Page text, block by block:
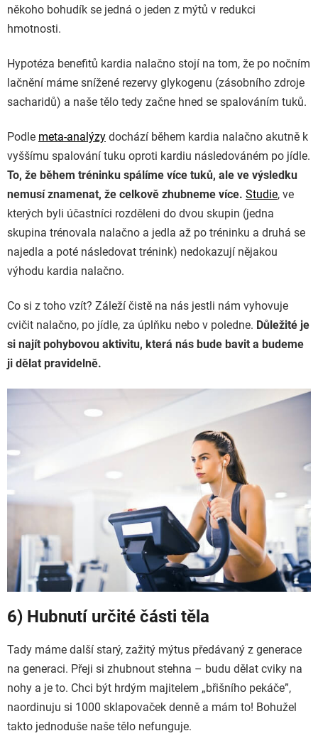
někoho bohudík se jedná o jeden z mýtů v redukci
hmotnosti.
Hypotéza benefitů kardia nalačno stojí na tom, že po nočním
lačnění máme snížené rezervy glykogenu (zásobního zdroje
sacharidů) a naše tělo tedy začne hned se spalováním tuků.
Podle meta-analýzy dochází během kardia nalačno akutně k
vyššímu spalování tuku oproti kardiu následováném po jídle.
To, že během tréninku spálíme více tuků, ale ve výsledku
nemusí znamenat, že celkově zhubneme více. Studie, ve
kterých byli účastníci rozděleni do dvou skupin (jedna
skupina trénovala nalačno a jedla až po tréninku a druhá se
najedla a poté následovat trénink) nedokazují nějakou
výhodu kardia nalačno.
Co si z toho vzít? Záleží čistě na nás jestli nám vyhovuje
cvičit nalačno, po jídle, za úplňku nebo v poledne. Důležité je
si najít pohybovou aktivitu, která nás bude bavit a budeme
ji dělat pravidelně.
6) Hubnutí určité části těla
Tady máme další starý, zažitý mýtus předávaný z generace
na generaci. Přeji si zhubnout stehna – budu dělat cviky na
nohy a je to. Chci být hrdým majitelem „břišního pekáče”,
naordinuju si 1000 sklapovaček denně a mám to! Bohužel
takto jednoduše naše tělo nefunguje.